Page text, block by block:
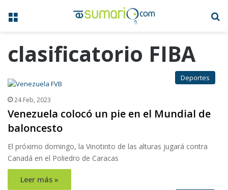
Menú
clasificatorio FIBA
Deportes
24 Feb, 2023
Venezuela colocó un pie en el Mundial de
baloncesto
El próximo domingo, la Vinotinto de las alturas jugará contra
Canadá en el Poliedro de Caracas
Leer más »